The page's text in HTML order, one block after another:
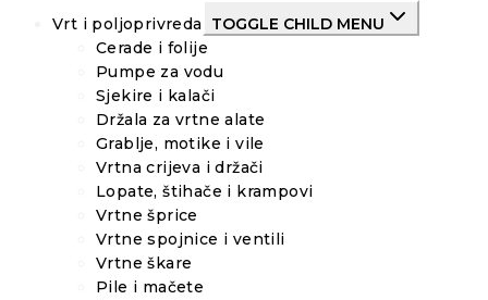
Vrt i poljoprivreda
TOGGLE CHILD MENU
Cerade i folije
Pumpe za vodu
Sjekire i kalači
Držala za vrtne alate
Grablje, motike i vile
Vrtna crijeva i držači
Lopate, štihače i krampovi
Vrtne šprice
Vrtne spojnice i ventili
Vrtne škare
Pile i mačete